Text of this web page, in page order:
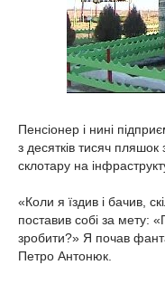
Пенсіонер і нині
з десятків тисяч пляшок
склотару на
«Коли я їздив і бачив,
поставив собі за
зробити?» Я почав
Петро Антонюк.